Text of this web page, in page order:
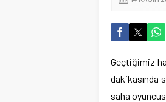
Geçtiğimiz
dakikasında
saha